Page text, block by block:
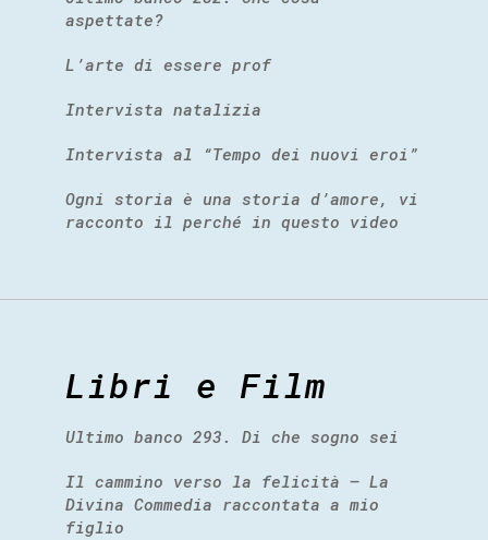
aspettate?
L’arte di essere prof
Intervista natalizia
Intervista al “Tempo dei nuovi eroi”
Ogni storia è una storia d’amore, vi
racconto il perché in questo video
Libri e Film
Ultimo banco 293. Di che sogno sei
Il cammino verso la felicità – La
Divina Commedia raccontata a mio
figlio